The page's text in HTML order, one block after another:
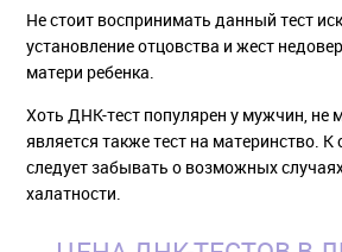
Не стоит воспринимать данный тест
установление отцовства и жест
матери ребенка.
Хоть ДНК-тест популярен у мужчин, не
является также тест на материнство.
следует забывать о возможных
халатности.